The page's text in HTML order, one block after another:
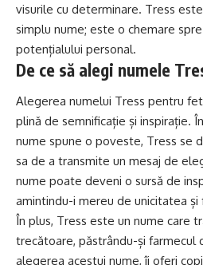
visurile cu determinare. Tress
simplu nume; este o chemare
potențialului personal.
De ce să alegi numele
Alegerea numelui Tress pentru
plină de semnificație și inspirație.
nume spune o poveste, Tress se
sa de a transmite un mesaj de
nume poate deveni o sursă de
amintindu-i mereu de unicitatea
În plus, Tress este un nume care
trecătoare, păstrându-și farmecul
alegerea acestui nume, îi oferi